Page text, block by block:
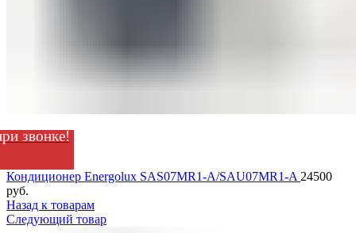
звонке!
Кондиционер Energolux SAS07MR1-A/SAU07MR1-A 24500
руб.
Назад к товарам
Следующий товар